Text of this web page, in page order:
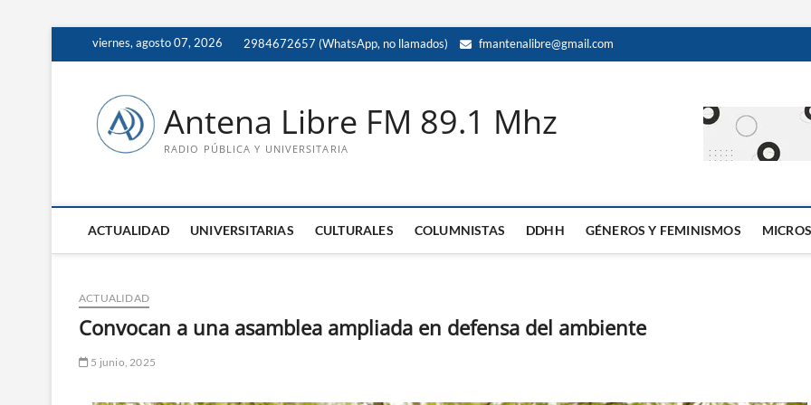
viernes, agosto 07, 2026 2984672657 (WhatsApp, no llamados) fmantenalibre@gmail.com
Antena Libre FM 89.1 Mhz
RADIO PÚBLICA Y UNIVERSITARIA
ACTUALIDAD UNIVERSITARIAS CULTURALES COLUMNISTAS DDHH GÉNEROS Y FEMINISMOS MICROS
ACTUALIDAD
Convocan a una asamblea ampliada en defensa del ambiente
5 junio, 2025